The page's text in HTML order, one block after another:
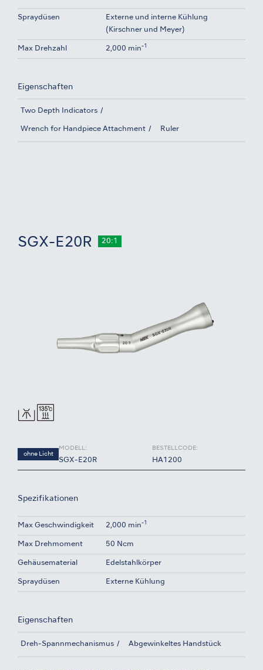
Spraydüsen
Externe und interne Kühlung
(Kirschner und Meyer)
Max Drehzahl 2,000 min-1
Eigenschaften
Two Depth Indicators
Wrench for Handpiece Attachment Ruler
SGX-E20R 20:1
ohne Licht
MODELL:
SGX-E20R
BESTELLCODE:
HA1200
Spezifikationen
Max Geschwindigkeit 2,000 min-1
Max Drehmoment 50 Ncm
Gehäusematerial Edelstahlkörper
Spraydüsen Externe Kühlung
Eigenschaften
Dreh-Spannmechanismus Abgewinkeltes Handstück